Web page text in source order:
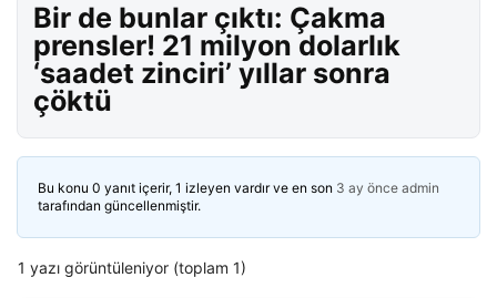
Bir de bunlar çıktı: Çakma
prensler! 21 milyon dolarlık
‘saadet zinciri’ yıllar sonra
çöktü
Bu konu 0 yanıt içerir, 1 izleyen vardır ve en son 3 ay önce admin
tarafından güncellenmiştir.
1 yazı görüntüleniyor (toplam 1)